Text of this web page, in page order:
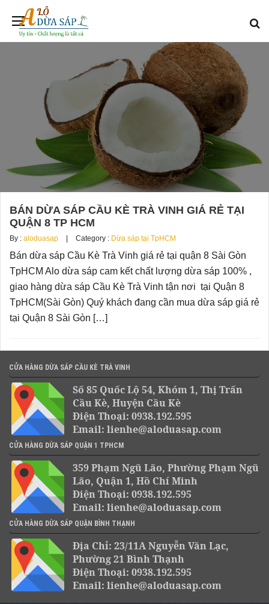
BÁN DỪA SÁP CẦU KÈ TRÀ VINH GIÁ RẺ TẠI
QUẬN 8 TP HCM
By : aloduasap Category : Dừa sáp tại TpHCM
Bán dừa sáp Cầu Kè Trà Vinh giá rẻ tại quận 8 Sài Gòn
TpHCM Alo dừa sáp cam kết chất lượng dừa sáp 100% ,
giao hàng dừa sáp Cầu Kè Trà Vinh tận nơi tại Quận 8
TpHCM(Sài Gòn) Quý khách đang cần mua dừa sáp giá rẻ
tại Quận 8 Sài Gòn […]
CỬA HÀNG DỪA SÁP CẦU KÈ TRÀ VINH
Số 85 Quốc Lộ 54, Khóm 1, Thị Trấn
Cầu Kè, Huyện Cầu Kè
Điện Thoại: 0938.192.595
Email: lienhe@aloduasap.com
CỬA HÀNG DỪA SÁP QUẬN 1 TPHCM
359 Phạm Ngũ Lão, Phường Phạm Ngũ
Lão, Quận 1, Hồ Chí Minh
Điện Thoại: 0938.192.595
Email: lienhe@aloduasap.com
CỬA HÀNG DỪA SÁP QUẬN BÌNH THẠNH
Địa Chỉ: 23/11A Nguyễn Văn Lạc,
Phường 21 Bình Thạnh
Điện Thoại: 0938.192.595
Email: lienhe@aloduasap.com